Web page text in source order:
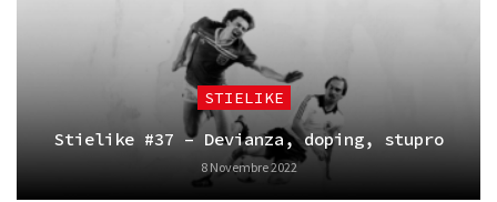
STIELIKE
Stielike #37 – Devianza, doping, stupro
8 Novembre 2022